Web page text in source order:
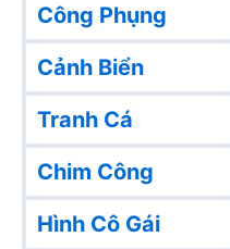
Công Phụng
Cảnh Biển
Tranh Cá
Chim Công
Hình Cô Gái